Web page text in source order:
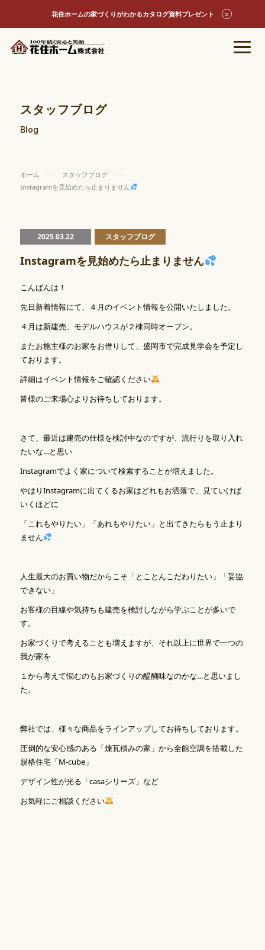
花住ホームの家づくりがわかるカタログ資料プレゼント
スタッフブログ
Blog
ホーム
スタッフブログ
Instagramを見始めたら止まりません
2025.03.22 スタッフブログ
Instagramを見始めたら止まりません
こんばんは！
先日新着情報にて、４月のイベント情報を公開いたしました。
４月は新建売、モデルハウスが２棟同時オープン。
またお施主様のお家をお借りして、盛岡市で完成見学会を予定し
ております。
詳細はイベント情報をご確認ください
皆様のご来場心よりお待ちしております。
さて、最近は建売の仕様を検討中なのですが、流行りを取り入れ
たいな…と思い
Instagramでよく家について検索することが増えました。
やはりInstagramに出てくるお家はどれもお洒落で、見ていけば
いくほどに
「これもやりたい」「あれもやりたい」と出てきたらもう止まり
ません
人生最大のお買い物だからこそ「とことんこだわりたい」「妥協
できない」
お客様の目線や気持ちも建売を検討しながら学ぶことが多いで
す。
お家づくりで考えることも増えますが、それ以上に世界で一つの
我が家を
１から考えて悩むのもお家づくりの醍醐味なのかな…と思いまし
た。
弊社では、様々な商品をラインアップしてお待ちしております。
圧倒的な安心感のある「煉瓦積みの家」から全館空調を搭載した
規格住宅「M-cube」
デザイン性が光る「casaシリーズ」など
お気軽にご相談ください